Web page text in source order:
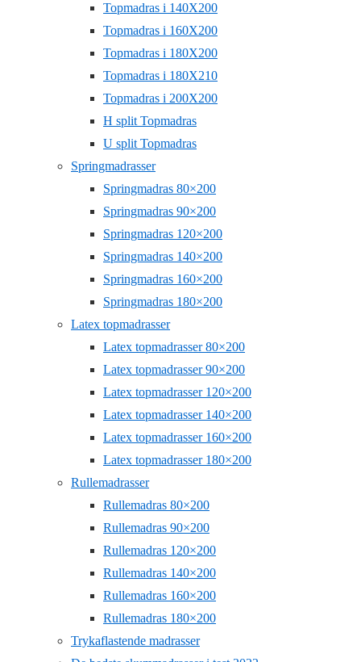
Topmadras i 140X200
Topmadras i 160X200
Topmadras i 180X200
Topmadras i 180X210
Topmadras i 200X200
H split Topmadras
U split Topmadras
Springmadrasser
Springmadras 80×200
Springmadras 90×200
Springmadras 120×200
Springmadras 140×200
Springmadras 160×200
Springmadras 180×200
Latex topmadrasser
Latex topmadrasser 80×200
Latex topmadrasser 90×200
Latex topmadrasser 120×200
Latex topmadrasser 140×200
Latex topmadrasser 160×200
Latex topmadrasser 180×200
Rullemadrasser
Rullemadras 80×200
Rullemadras 90×200
Rullemadras 120×200
Rullemadras 140×200
Rullemadras 160×200
Rullemadras 180×200
Trykaflastende madrasser